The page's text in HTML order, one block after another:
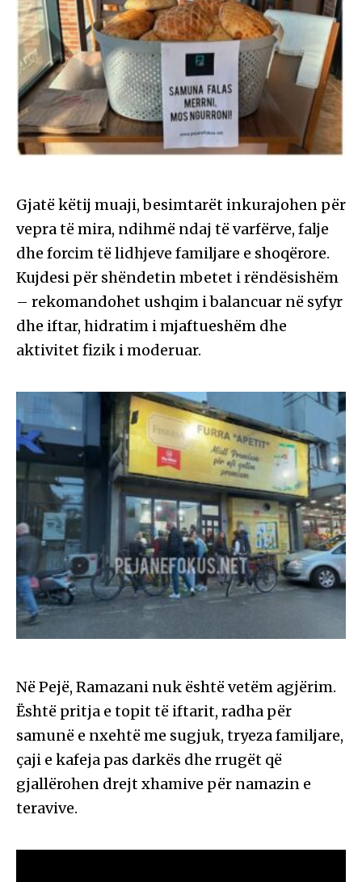
Gjatë këtij muaji, besimtarët inkurajohen për
vepra të mira, ndihmë ndaj të varfërve, falje
dhe forcim të lidhjeve familjare e shoqërore.
Kujdesi për shëndetin mbetet i rëndësishëm
– rekomandohet ushqim i balancuar në syfyr
dhe iftar, hidratim i mjaftueshëm dhe
aktivitet fizik i moderuar.
Në Pejë, Ramazani nuk është vetëm agjërim.
Është pritja e topit të iftarit, radha për
samunë e nxehtë me sugjuk, tryeza familjare,
çaji e kafeja pas darkës dhe rrugët që
gjallërohen drejt xhamive për namazin e
teravive.